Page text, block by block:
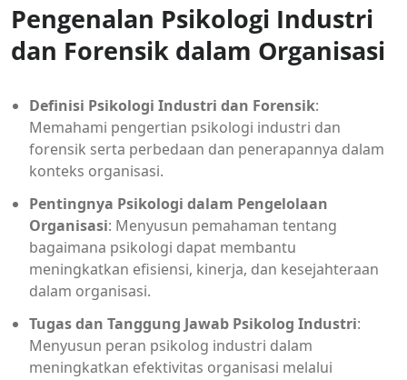
Pengenalan Psikologi Industri
dan Forensik dalam Organisasi
Definisi Psikologi Industri dan Forensik:
Memahami pengertian psikologi industri dan
forensik serta perbedaan dan penerapannya dalam
konteks organisasi.
Pentingnya Psikologi dalam Pengelolaan
Organisasi: Menyusun pemahaman tentang
bagaimana psikologi dapat membantu
meningkatkan efisiensi, kinerja, dan kesejahteraan
dalam organisasi.
Tugas dan Tanggung Jawab Psikolog Industri:
Menyusun peran psikolog industri dalam
meningkatkan efektivitas organisasi melalui